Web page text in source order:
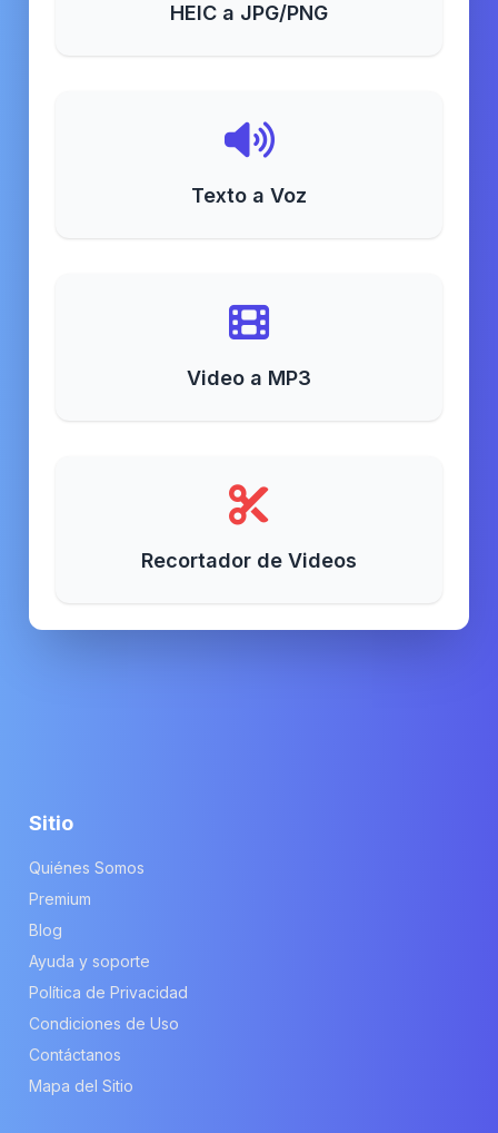
HEIC a JPG/PNG
Texto a Voz
Video a MP3
Recortador de Videos
Sitio
Quiénes Somos
Premium
Blog
Ayuda y soporte
Política de Privacidad
Condiciones de Uso
Contáctanos
Mapa del Sitio